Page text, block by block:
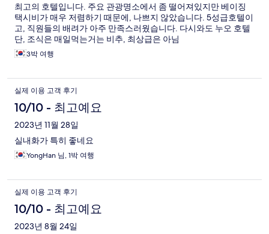
최고의 호텔입니다. 주요 관광명소에서 좀 떨어져있지만 베이징
택시비가 매우 저렴하기 때문에, 나쁘지 않았습니다. 5성급호텔이
고, 직원들의 배려가 아주 만족스러웠습니다. 다시와도 누오 호텔
단, 조식은 매일먹는거는 비추, 최상급은 아님
3박 여행
실제 이용 고객 후기
10/10 - 최고예요
2023년 11월 28일
실내화가 특히 좋네요
YongHan 님, 1박 여행
실제 이용 고객 후기
10/10 - 최고예요
2023년 8월 24일